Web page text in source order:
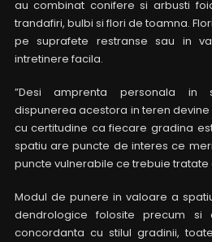
au combinat conifere si arbusti
trandafiri, bulbi si flori de toamna.
pe suprafete restranse sau in
intretinere facila.
”Desi amprenta personala in
dispunerea acestora in teren devine
cu certitudine ca fiecare gradina
spatiu are puncte de interes ce
puncte vulnerabile ce trebuie tratate
Modul de punere in valoare a
dendrologice folosite precum si
concordanta cu stilul gradinii,